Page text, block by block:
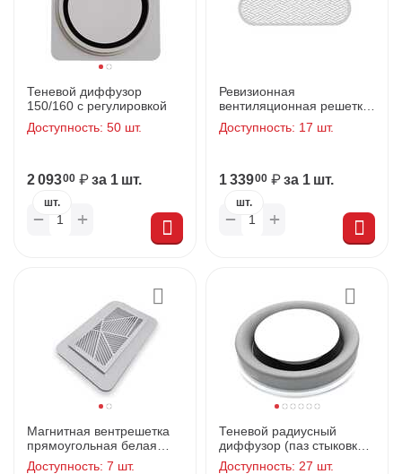
Теневой диффузор
150/160 с регулировкой
Доступность: 50 шт.
2 09300 ₽ за 1 шт.
+
−
шт.
Ревизионная
вентиляционная решетка
Сирокко белая
Доступность: 17 шт.
1 33900 ₽ за 1 шт.
+
−
шт.
Магнитная вентрешетка
прямоугольная белая
200*100
Доступность: 7 шт.
Теневой радиусный
диффузор (паз стыковки
D100/125/150)
Доступность: 27 шт.